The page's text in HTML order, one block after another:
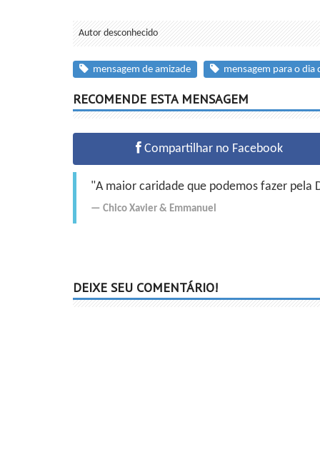
Autor desconhecido
mensagem de amizade mensagem para o dia
RECOMENDE ESTA MENSAGEM
Compartilhar no Facebook
"A maior caridade que podemos fazer pela
Chico Xavier & Emmanuel
DEIXE SEU COMENTÁRIO!